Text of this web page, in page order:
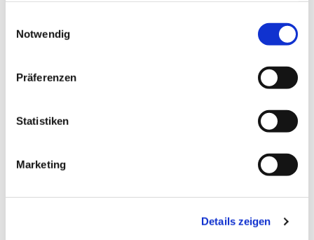
Notwendig
Präferenzen
Statistiken
Marketing
Details zeigen